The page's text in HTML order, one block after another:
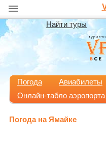
Найти туры
Погода
Авиабилеты
Онлайн-табло
Погода на Ямайке